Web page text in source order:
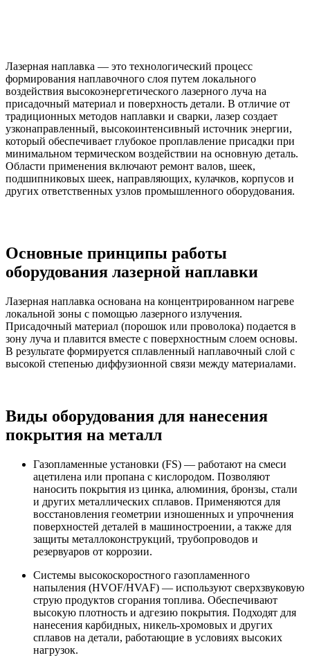
Лазерная наплавка — это технологический процесс
формирования наплавочного слоя путем локального
воздействия высокоэнергетического лазерного луча на
присадочный материал и поверхность детали. В отличие от
традиционных методов наплавки и сварки, лазер создает
узконаправленный, высокоинтенсивный источник энергии,
который обеспечивает глубокое проплавление присадки при
минимальном термическом воздействии на основную деталь.
Области применения включают ремонт валов, шеек,
подшипниковых шеек, направляющих, кулачков, корпусов и
других ответственных узлов промышленного оборудования.
Основные принципы работы
оборудования лазерной наплавки
Лазерная наплавка основана на концентрированном нагреве
локальной зоны с помощью лазерного излучения.
Присадочный материал (порошок или проволока) подается в
зону луча и плавится вместе с поверхностным слоем основы.
В результате формируется сплавленный наплавочный слой с
высокой степенью диффузионной связи между материалами.
Виды оборудования для нанесения
покрытия на металл
Газопламенные установки (FS) — работают на смеси
ацетилена или пропана с кислородом. Позволяют
наносить покрытия из цинка, алюминия, бронзы, стали
и других металлических сплавов. Применяются для
восстановления геометрии изношенных и упрочнения
поверхностей деталей в машиностроении, а также для
защиты металлоконструкций, трубопроводов и
резервуаров от коррозии.
Системы высокоскоростного газопламенного
напыления (HVOF/HVAF) — используют сверхзвуковую
струю продуктов сгорания топлива. Обеспечивают
высокую плотность и адгезию покрытия. Подходят для
нанесения карбидных, никель-хромовых и других
сплавов на детали, работающие в условиях высоких
нагрузок.